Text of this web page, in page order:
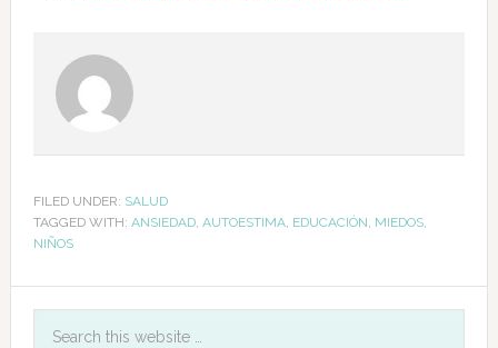
FILED UNDER: SALUD
TAGGED WITH: ANSIEDAD, AUTOESTIMA, EDUCACIÓN, MIEDOS,
NIÑOS